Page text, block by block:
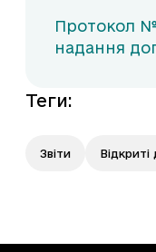
Протокол №
надання
Теги:
Звіти Відкриті